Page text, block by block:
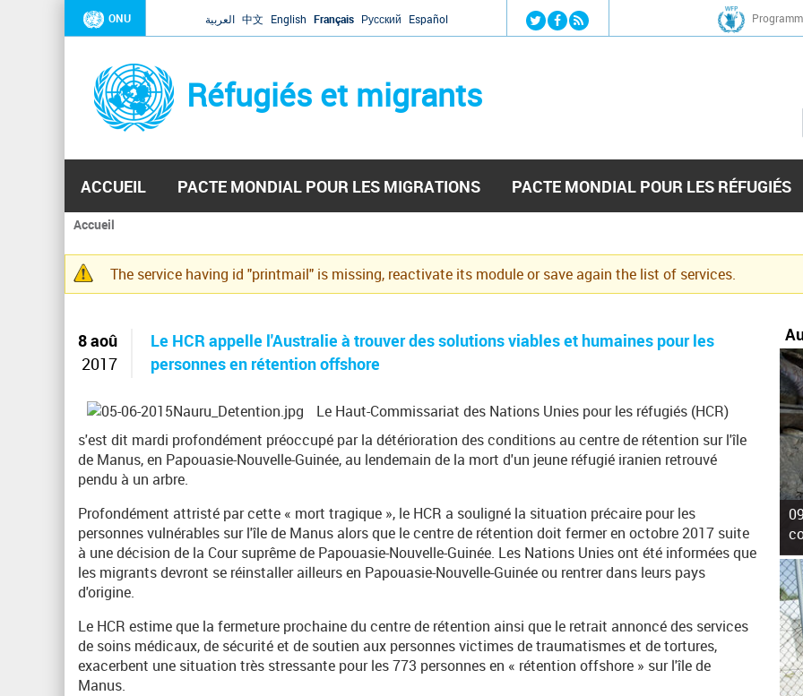
Jump to navigation
ONU العربية 中文 English Français Русский Español
Réfugiés et migrants
ACCUEIL PACTE MONDIAL POUR LES MIGRATIONS PACTE MONDIAL POUR LES RÉFUGIÉS
Vous
êtes
ici
Accueil
Message
The service having id "printmail" is missing, reactivate its module or save again the list of services.
8 aoû
2017
Le HCR appelle l'Australie à trouver des solutions viables et humaines pour les
personnes en rétention offshore
Le Haut-Commissariat des Nations Unies pour les réfugiés (HCR)
s'est dit mardi profondément préoccupé par la détérioration des conditions au centre de rétention sur l'île
de Manus, en Papouasie-Nouvelle-Guinée, au lendemain de la mort d'un jeune réfugié iranien retrouvé
pendu à un arbre.
Profondément attristé par cette « mort tragique », le HCR a souligné la situation précaire pour les
personnes vulnérables sur l'île de Manus alors que le centre de rétention doit fermer en octobre 2017 suite
à une décision de la Cour suprême de Papouasie-Nouvelle-Guinée. Les Nations Unies ont été informées que
les migrants devront se réinstaller ailleurs en Papouasie-Nouvelle-Guinée ou rentrer dans leurs pays
d'origine.
Le HCR estime que la fermeture prochaine du centre de rétention ainsi que le retrait annoncé des services
de soins médicaux, de sécurité et de soutien aux personnes victimes de traumatismes et de tortures,
exacerbent une situation très stressante pour les 773 personnes en « rétention offshore » sur l'île de
Manus.